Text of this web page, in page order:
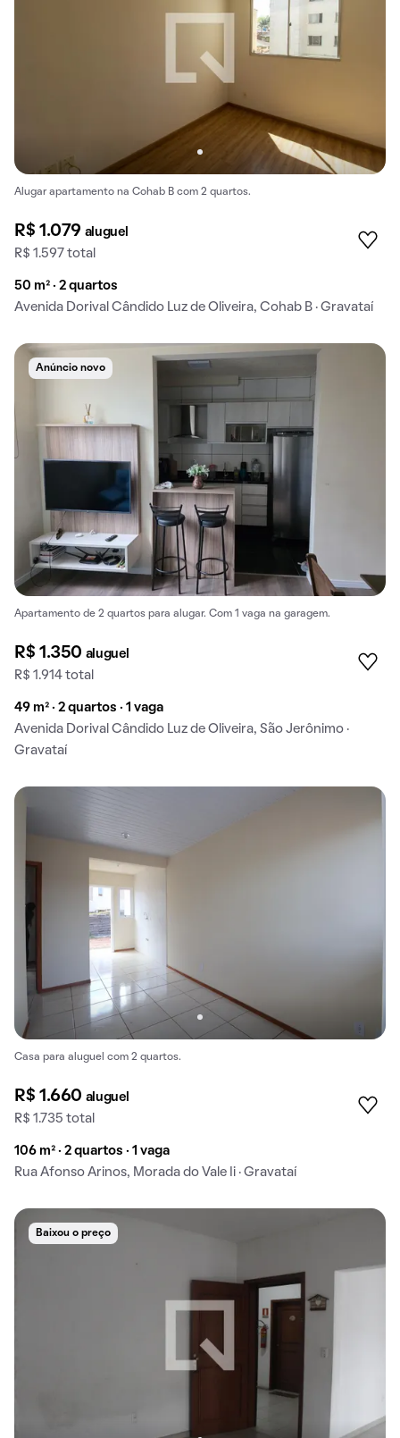
Alugar apartamento na Cohab B com 2 quartos.
R$ 1.079 aluguel
R$ 1.597 total
50 m² · 2 quartos
Avenida Dorival Cândido Luz de Oliveira, Cohab B · Gravataí
Anúncio novo
Apartamento de 2 quartos para alugar. Com 1 vaga na garagem.
R$ 1.350 aluguel
R$ 1.914 total
49 m² · 2 quartos · 1 vaga
Avenida Dorival Cândido Luz de Oliveira, São Jerônimo ·
Gravataí
Casa para aluguel com 2 quartos.
R$ 1.660 aluguel
R$ 1.735 total
106 m² · 2 quartos · 1 vaga
Rua Afonso Arinos, Morada do Vale Ii · Gravataí
Baixou o preço